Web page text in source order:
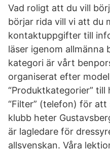
Vad roligt att du vill
börjar rida vill vi att du
kontaktuppgifter till
läser igenom allmänna
kategori är vårt
organiserat efter
“Produktkategorier”
“Filter” (telefon) för att
klubb heter
är lagledare för
allsvenskan. Våra